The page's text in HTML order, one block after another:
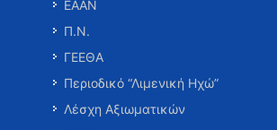
ΕΑΑΝ
Π.Ν.
ΓΕΕΘΑ
Περιοδικό “Λιμενική Ηχώ”
Λέσχη Αξιωματικών